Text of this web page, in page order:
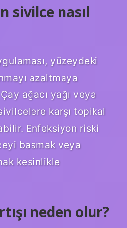
sivilce nasıl
yüzeydeki
azaltmaya
ağacı yağı veya
karşı topikal
Enfeksiyon riski
basmak veya
kesinlikle
neden olur?